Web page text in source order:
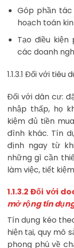
Góp phần
hoạch toán
Tạo điều
các doanh
1.1.3.1 Đối với tiêu
Đối với dân cư:
nhập thấp, họ
kiệm đủ tiền
đình khác. Tín
định ngay từ
những gì cần
làm việc, tiết
1.1.3.2 Đối với
mở rộng tín
Tín dụng kéo
hiện tại, quy mô
phong phú về